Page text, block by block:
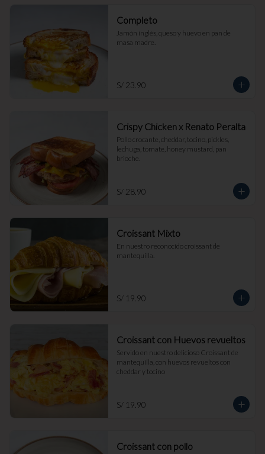
Completo
Jamón inglés, queso y huevo en pan de
masa madre.
S/ 23.90
Crispy Chicken x Renato Peralta
Pollo crocante, cheddar, tocino, pickles,
lechuga, tomate, honey mustard, pan
brioche.
S/ 28.90
Croissant Mixto
En nuestro reconocido croissant de
mantequilla.
S/ 19.90
Croissant con Huevos revueltos
Servido en nuestro delicioso Croissant de
mantequilla, con huevos revueltos con
cheddar y tocino
S/ 19.90
Croissant con pollo